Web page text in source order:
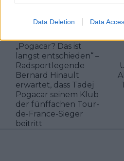
Data Deletion Data
Klatscht 0
„Pogacar? Das ist
längst entschieden“ –
Radsportlegende
Bernard Hinault
erwartet, dass Tadej
Pogacar seinem Klub
der fünffachen Tour-
de-France-Sieger
beitritt